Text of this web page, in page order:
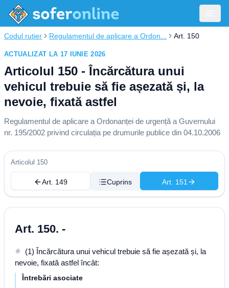
Codul rutier Regulamentul de aplicare a Ordon... Art. 150
ACTUALIZAT LA 17 IUNIE 2026
Articolul 150 - Încărcătura unui
vehicul trebuie să fie așezată și, la
nevoie, fixată astfel
Regulamentul de aplicare a Ordonanței de urgență a Guvernului
nr. 195/2002 privind circulația pe drumurile publice din 04.10.2006
Articolul 150
Art. 149 Cuprins Art. 151
Art. 150. -
(1) Încărcătura unui vehicul trebuie să fie așezată și, la
nevoie, fixată astfel încât:
Întrebări asociate